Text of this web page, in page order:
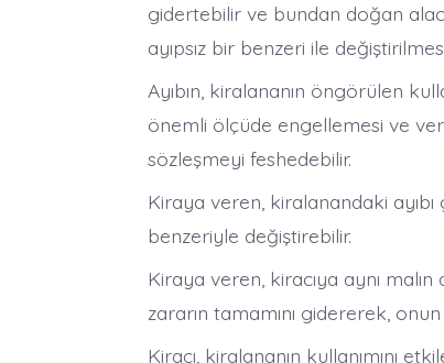
gidertebilir ve bundan doğan
ayıpsız bir benzeri ile
Ayıbın, kiralananın öngörülen
önemli ölçüde engellemesi ve
sözleşmeyi feshedebilir.
Kiraya veren, kiralanandaki
benzeriyle değiştirebilir.
Kiraya veren, kiracıya aynı
zararın tamamını gidererek,
Kiracı, kiralananın kullanımını